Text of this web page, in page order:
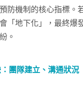
防機制的核心指標。
「地下化」，最終爆
。
團隊建立、溝通狀況